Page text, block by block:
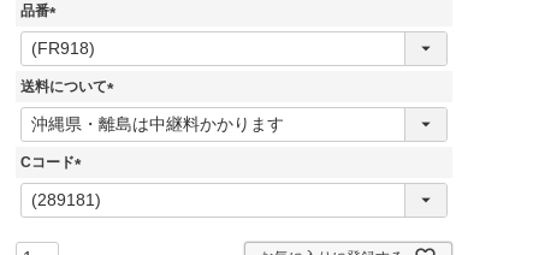
品番
(
必
須
送料について
(
必
Cコード
(
必